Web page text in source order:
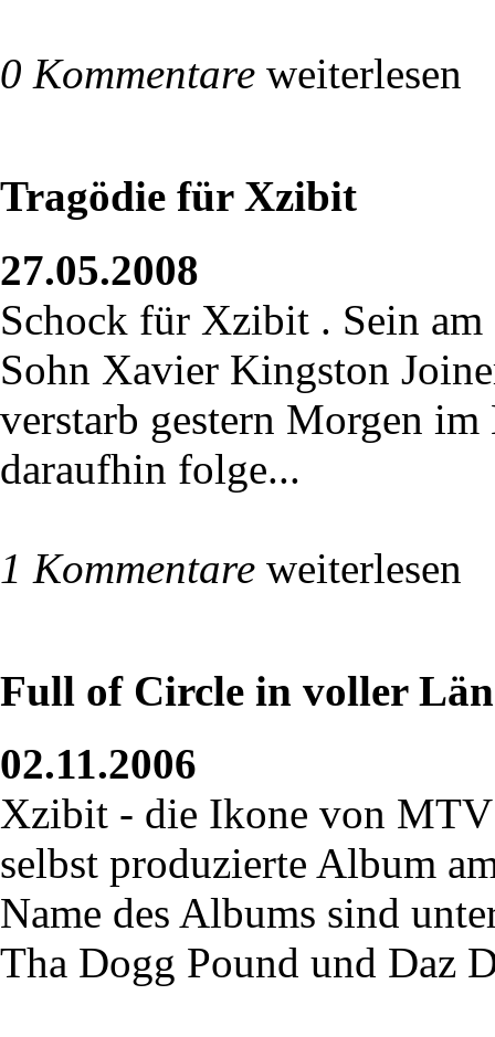
0 Kommentare weiterlesen
Tragödie für Xzibit
27.05.2008
Schock für Xzibit . Sein
Sohn Xavier Kingston
verstarb gestern Morgen
daraufhin folge...
1 Kommentare weiterlesen
Full of Circle in voller
02.11.2006
Xzibit - die Ikone von
selbst produzierte Album
Name des Albums sind
Tha Dogg Pound und Daz